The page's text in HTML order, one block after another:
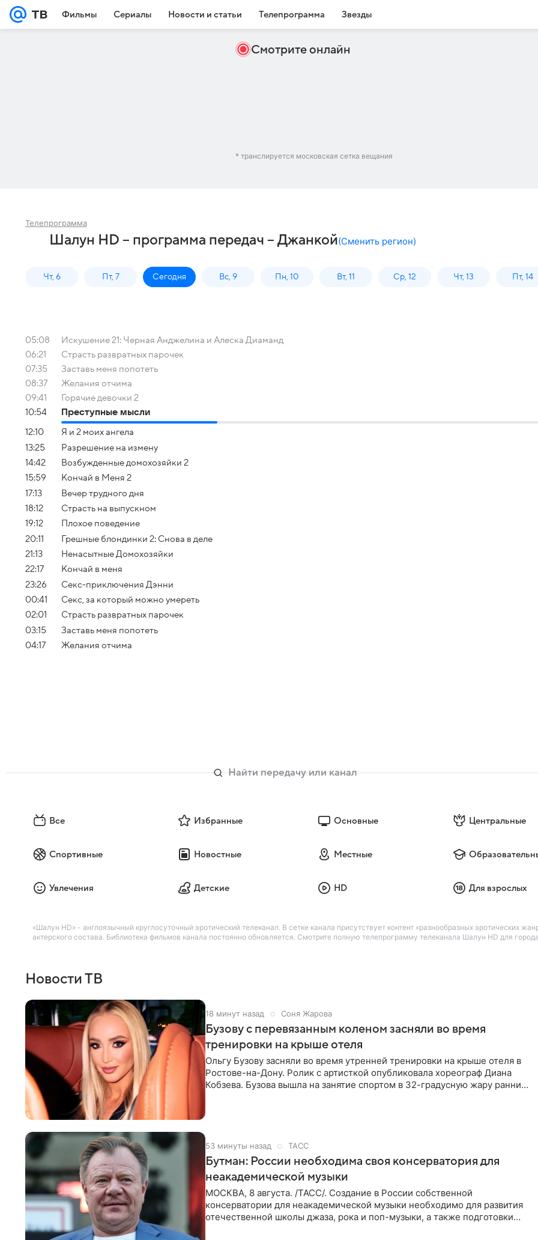
Фильмы Сериалы Новости и статьи Телепрограмма Звезды
Смотрите онлайн
* транслируется московская сетка вещания
Телепрограмма
Шалун HD – программа передач – Джанкой(Сменить регион)
Чт, 6 Пт, 7 Сегодня Вс, 9 Пн, 10 Вт, 11 Ср, 12 Чт, 13 Пт, 14
05:08
Искушение 21: Черная Анджелина и Алеска Диаманд
06:21
Страсть развратных парочек
07:35
Заставь меня попотеть
08:37
Желания отчима
09:41
Горячие девочки 2
10:54
Преступные мысли
12:10
Я и 2 моих ангела
13:25
Разрешение на измену
14:42
Возбужденные домохозяйки 2
15:59
Кончай в Меня 2
17:13
Вечер трудного дня
18:12
Страсть на выпускном
19:12
Плохое поведение
20:11
Грешные блондинки 2: Снова в деле
21:13
Ненасытные Домохозяйки
22:17
Кончай в меня
23:26
Секс-приключения Дэнни
00:41
Секс, за который можно умереть
02:01
Страсть развратных парочек
03:15
Заставь меня попотеть
04:17
Желания отчима
Все Избранные Основные Центральные
Спортивные Новостные Местные
Увлечения Детские HD Для взрослых
«Шалун HD» - англоязычный круглосуточный эротический телеканал. В сетке канала присутствует контент «разнообразных эротических
актерского состава. Библиотека фильмов канала постоянно обновляется. Смотрите полную телепрограмму телеканала Шалун HD для
Новости ТВ
18 минут назад Соня Жарова
Бузову с перевязанным коленом засняли во время
тренировки на крыше отеля
Ольгу Бузову засняли во время утренней тренировки на крыше отеля в
Ростове-на-Дону. Ролик с артисткой опубликовала хореограф Диана
Кобзева. Бузова вышла на занятие спортом в 32-градусную жару ранним
53 минуты назад ТАСС
Бутман: России необходима своя консерватория для
неакадемической музыки
МОСКВА, 8 августа. /ТАСС/. Создание в России собственной
консерватории для неакадемической музыки необходимо для развития
отечественной школы джаза, рока и поп-музыки, а также подготовки